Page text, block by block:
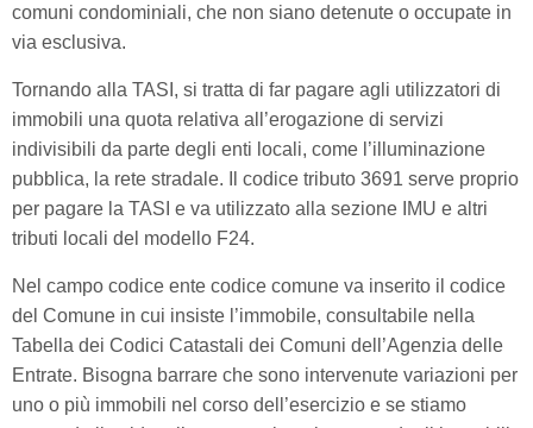
comuni condominiali, che non siano detenute o occupate in
via esclusiva.
Tornando alla TASI, si tratta di far pagare agli utilizzatori di
immobili una quota relativa all’erogazione di servizi
indivisibili da parte degli enti locali, come l’illuminazione
pubblica, la rete stradale. Il codice tributo 3691 serve proprio
per pagare la TASI e va utilizzato alla sezione IMU e altri
tributi locali del modello F24.
Nel campo codice ente codice comune va inserito il codice
del Comune in cui insiste l’immobile, consultabile nella
Tabella dei Codici Catastali dei Comuni dell’Agenzia delle
Entrate. Bisogna barrare che sono intervenute variazioni per
uno o più immobili nel corso dell’esercizio e se stiamo